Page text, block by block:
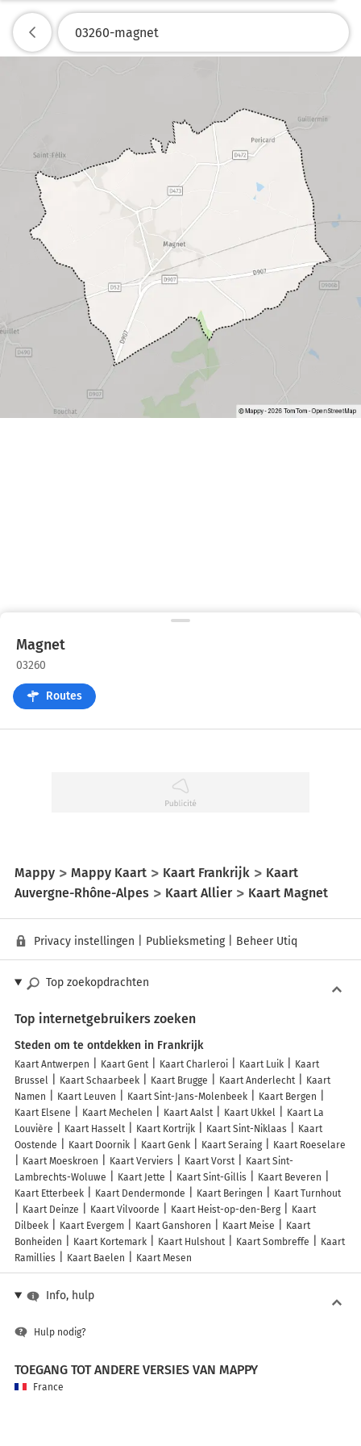
Magnet
03260
Routes
Mappy Mappy Kaart Kaart Frankrijk
Kaart
Auvergne-Rhône-Alpes
Kaart Allier Kaart Magnet
Privacy instellingen Publieksmeting| Beheer Utiq
Top zoekopdrachten
Top internetgebruikers zoeken
Steden om te ontdekken in Frankrijk
Kaart Antwerpen Kaart Gent Kaart Charleroi Kaart Luik
Kaart
Brussel
Kaart Schaarbeek Kaart Brugge Kaart Anderlecht
Kaart
Namen
Kaart Leuven Kaart Sint-Jans-Molenbeek
Kaart Bergen
Kaart Elsene
Kaart Mechelen Kaart Aalst Kaart Ukkel
Kaart La
Louvière
Kaart Hasselt Kaart Kortrijk Kaart Sint-Niklaas
Kaart
Oostende
Kaart Doornik Kaart Genk Kaart Seraing
Kaart Roeselare
Kaart Moeskroen
Kaart Verviers Kaart Vorst
Kaart Sint-
Lambrechts-Woluwe
Kaart Jette Kaart Sint-Gillis
Kaart Beveren
Kaart Etterbeek
Kaart Dendermonde Kaart Beringen
Kaart Turnhout
Kaart Deinze
Kaart Vilvoorde Kaart Heist-op-den-Berg
Kaart
Dilbeek
Kaart Evergem Kaart Ganshoren Kaart Meise
Kaart
Bonheiden
Kaart Kortemark Kaart Hulshout Kaart Sombreffe
Kaart
Ramillies
Kaart Baelen Kaart Mesen
Info, hulp
Hulp nodig?
TOEGANG TOT ANDERE VERSIES VAN MAPPY
France